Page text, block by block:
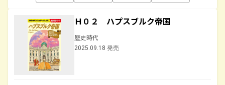
Ｈ０２ ハプスブルク帝国
歴史時代
2025.09.18 発売